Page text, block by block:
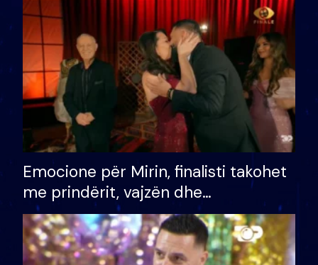
të fituar çmimin e madh
Emocione për Mirin, finalisti takohet
me prindërit, vajzën dhe
bashkëshorten: S’kemi ndonjë letër
divorci apo jo?